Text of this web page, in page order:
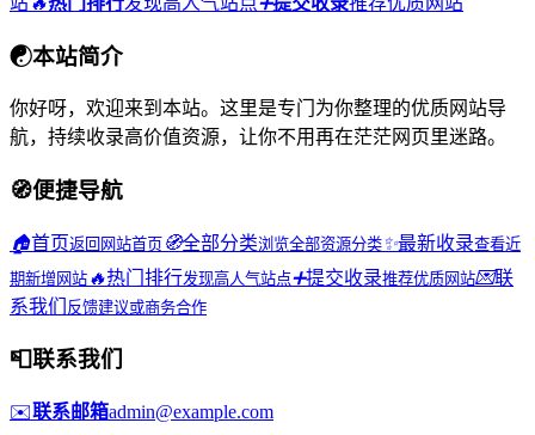
☯本站简介
你好呀，欢迎来到本站。这里是专门为你整理的优质网站导
航，持续收录高价值资源，让你不用再在茫茫网页里迷路。
🧭便捷导航
🏠首页返回网站首页 🧭全部分类浏览全部资源分类✨最新收录查看近
期新增网站 🔥热门排行发现高人气站点➕提交收录推荐优质网站💌联
系我们 反馈建议或商务合作
📮联系我们
✉️联系邮箱admin@example.com